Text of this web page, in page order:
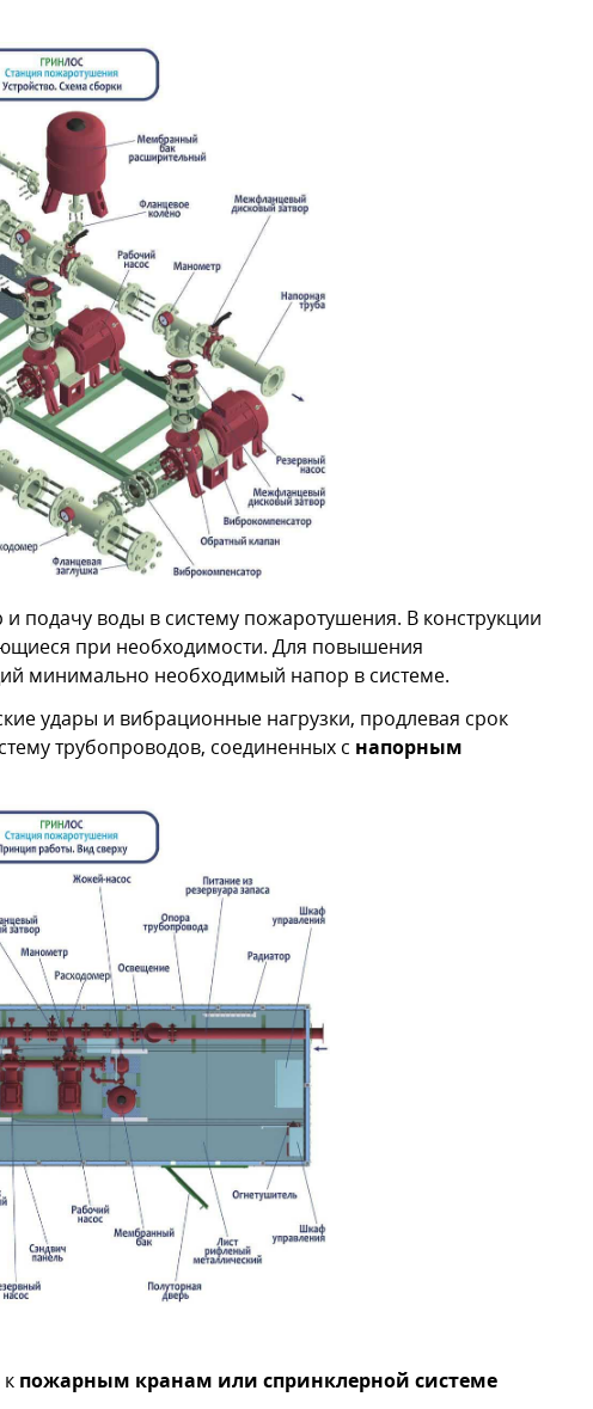
подачу воды в систему пожаротушения. В конструкции
при необходимости. Для повышения
минимально необходимый напор в системе.
удары и вибрационные нагрузки, продлевая срок
трубопроводов, соединенных с напорным
пожарным кранам или спринклерной системе